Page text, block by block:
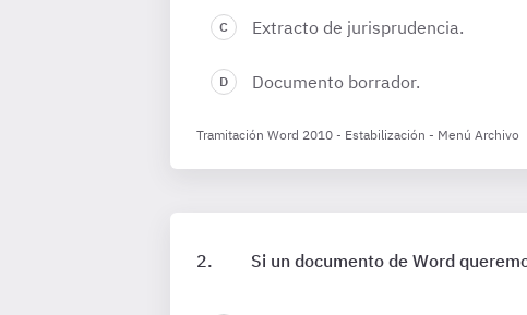
Extracto de jurisprudencia.
Documento borrador.
Tramitación Word 2010 - Estabilización - Menú Archivo
Si un documento de Word